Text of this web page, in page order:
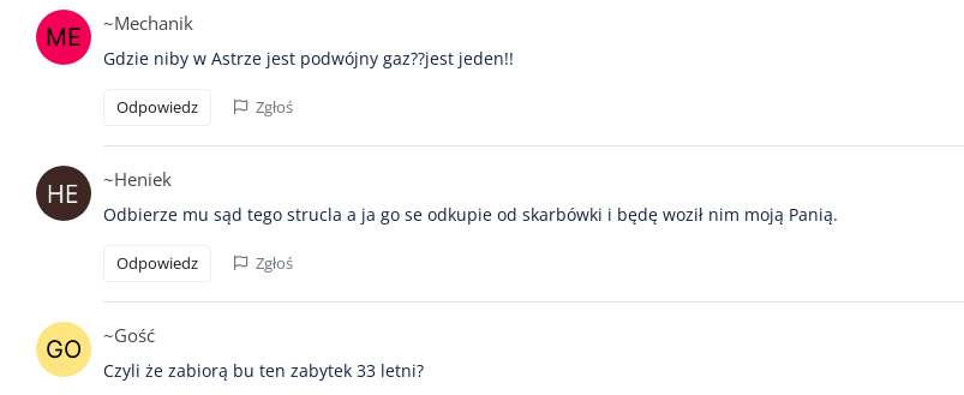
~Mechanik
Gdzie niby w Astrze jest podwójny gaz??jest jeden!!
Odpowiedz Zgłoś
~Heniek
Odbierze mu sąd tego strucla a ja go se odkupie od skarbówki i będę woził nim moją Panią.
Odpowiedz Zgłoś
~Gość
Czyli że zabiorą bu ten zabytek 33 letni?